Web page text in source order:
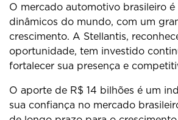
O mercado automotivo brasileiro é
dinâmicos do mundo, com um
crescimento. A Stellantis,
oportunidade, tem investido
fortalecer sua presença e
O aporte de R$ 14 bilhões é um
sua confiança no mercado